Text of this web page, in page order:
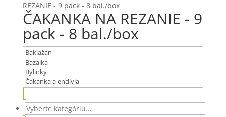
REZANIE - 9 pack - 8 bal./box
ČAKANKA NA REZANIE - 9
pack - 8 bal./box